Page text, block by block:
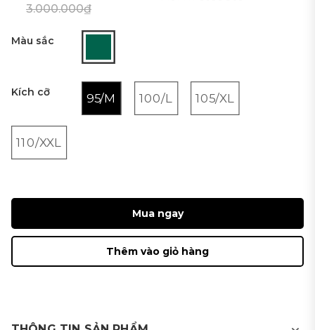
3.000.000₫
Màu sắc
Kích cỡ 95/M 100/L 105/XL
110/XXL
Mua ngay
Thêm vào giỏ hàng